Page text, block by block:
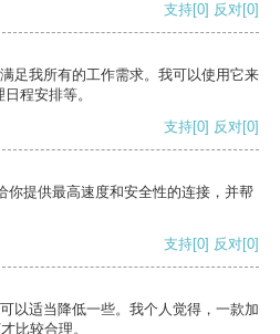
支持[0] 反对[0]
足我所有的工作需求。我可以使用它来
程安排等。
支持[0] 反对[0]
你提供最高速度和安全性的连接，并帮
支持[0] 反对[0]
以适当降低一些。我个人觉得，一款加
比较合理。